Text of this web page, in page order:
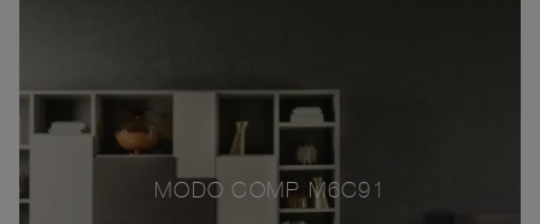
MODO COMP M6C91